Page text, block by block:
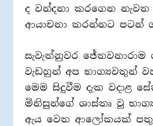
ද වන්දනා කරගෙන
ආයාචනා කරන්නට පටන්
සැවැත්නුවර
වැඩහුන් අප භාග්‍යවතුන්
මෙම සිදුවීම දැක වදාළ
මිනිසුන්ගේ ශාස්තෘ වූ
ඇය වෙත ආලෝකයක්